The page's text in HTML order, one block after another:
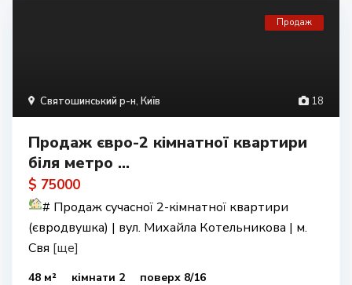
18
Святошинський р-н, Київ
Продаж
Продаж євро-2 кімнатної квартири
біля метро ...
$ 75000
# Продаж сучасної 2-кімнатної квартири
(євродвушка) | вул. Михайла Котельникова | м.
Свя [ще]
48 м² кімнати 2 поверх 8/16